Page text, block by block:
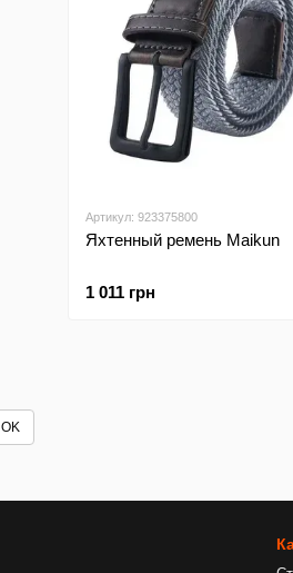
Артикул: 923375800
Яхтенный ремень Maikun
1 011 грн
OK